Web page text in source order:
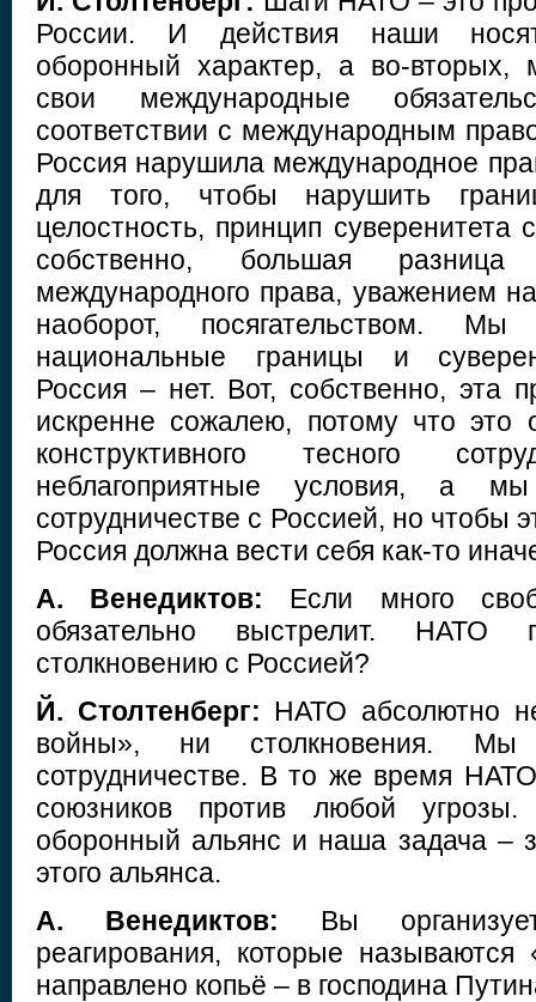
России. И действия наши
оборонный характер, а во-вторых,
свои международные
соответствии с международным
Россия нарушила международное
для того, чтобы нарушить
целостность, принцип
собственно, большая
международного права, уважением
наоборот, посягательством.
национальные границы и
Россия – нет. Вот, собственно, эта
искренне сожалею, потому что это
конструктивного тесного
неблагоприятные условия, а
сотрудничестве с Россией, но чтобы
Россия должна вести себя как-то
А. Венедиктов: Если много
обязательно выстрелит. НАТО
столкновению с Россией?
Й. Столтенберг: НАТО абсолютно
войны», ни столкновения. Мы
сотрудничестве. В то же время
союзников против любой
оборонный альянс и наша задача –
этого альянса.
А. Венедиктов: Вы
реагирования, которые называются
направлено копьё – в господина